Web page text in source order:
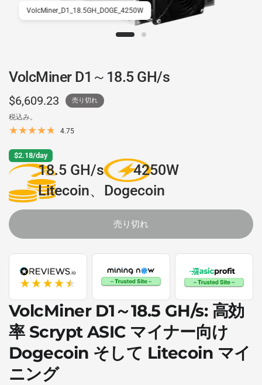
VolcMiner_D1_18.5GH_DOGE_4250W
VolcMiner D1～18.5 GH/s
$6,609.23 売り切れ
税込み。
4.75
$2.18/day
18.5 GH/s
4250W
Litecoin、Dogecoin
売り切れ
VolcMiner D1～18.5 GH/s: 高効
率 ScryptASIC マイナー向け
Dogecoin そして Litecoin マイ
ニング